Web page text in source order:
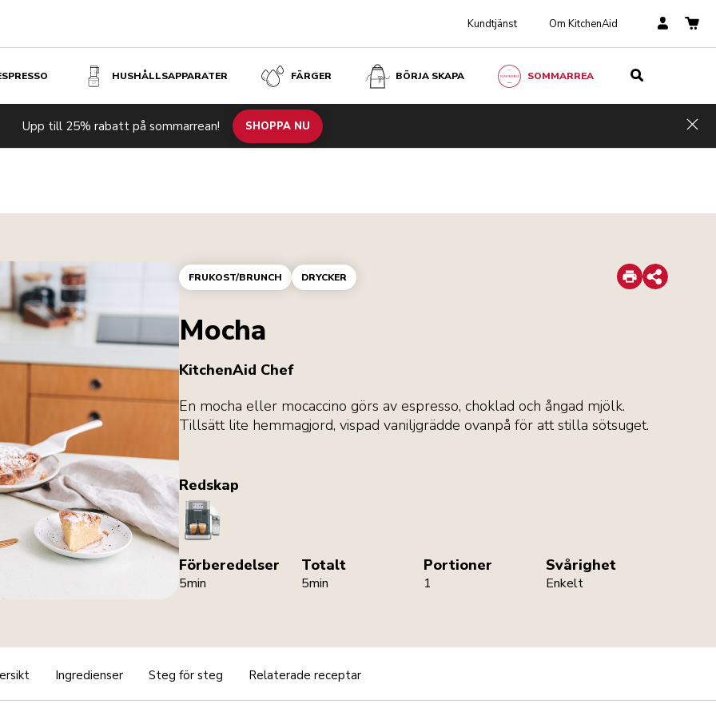
Kundtjänst Om KitchenAid
HUSHÅLLSAPPARATER FÄRGER BÖRJA SKAPA SOMMARREA
Upp till 25% rabatt på sommarrean! SHOPPA NU
FRUKOST/BRUNCH DRYCKER Print
Share
Mocha
KitchenAid Chef
En mocha eller mocaccino görs av espresso, choklad och ångad mjölk.
Tillsätt lite hemmagjord, vispad vaniljgrädde ovanpå för att stilla sötsuget.
Redskap
CoffeeMachine
Förberedelser
5min
Totalt
5min
Portioner
1
Svårighet
Enkelt
Ingredienser Steg för steg Relaterade receptar